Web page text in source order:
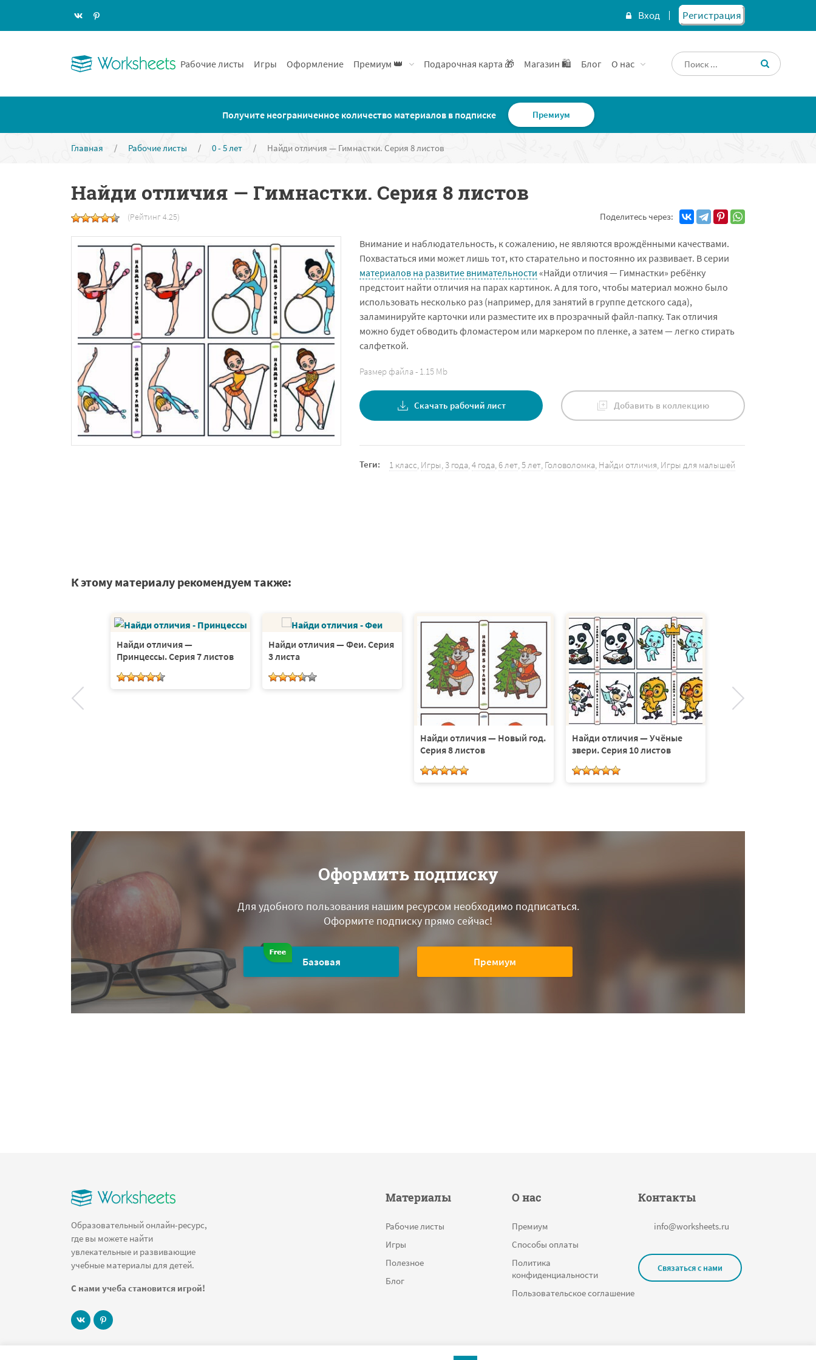
Вход Регистрация
Рабочие листы Игры Оформление Премиум 👑 Подарочная карта 🎁 Магазин 🛍️ Блог О нас
Получите неограниченное количество материалов в подписке Премиум
Главная / Рабочие листы / 0 - 5 лет / Найди отличия — Гимнастки. Серия 8 листов
Найди отличия — Гимнастки. Серия 8 листов
(Рейтинг 4.25) Поделитесь через:
Внимание и наблюдательность, к сожалению, не являются врождёнными качествами.
Похвастаться ими может лишь тот, кто старательно и постоянно их развивает. В серии
материалов на развитие внимательности «Найди отличия — Гимнастки» ребёнку
предстоит найти отличия на парах картинок. А для того, чтобы материал можно было
использовать несколько раз (например, для занятий в группе детского сада),
заламинируйте карточки или разместите их в прозрачный файл-папку. Так отличия
можно будет обводить фломастером или маркером по пленке, а затем — легко стирать
салфеткой.
Размер файла - 1.15 Mb
Скачать рабочий лист Добавить в коллекцию
Теги: 1 класс, Игры,3 года,4 года,6 лет,5 лет, Головоломка, Найди отличия, Игры для малышей
К этому материалу рекомендуем также:
Найди отличия —
Принцессы. Серия 7 листов
Найди отличия — Феи. Серия
3 листа
Найди отличия — Новый год.
Серия 8 листов
Найди отличия — Учёные
звери. Серия 10 листов
Оформить подписку
Для удобного пользования нашим ресурсом необходимо подписаться.
Оформите подписку прямо сейчас!
Базовая Премиум
Образовательный онлайн-ресурс,
где вы можете найти
увлекательные и развивающие
учебные материалы для детей.
С нами учеба становится игрой!
Материалы
Рабочие листы
Игры
Полезное
Блог
О нас
Премиум
Способы оплаты
Политика
конфиденциальности
Пользовательское соглашение
Контакты
info@worksheets.ru
Связаться с нами